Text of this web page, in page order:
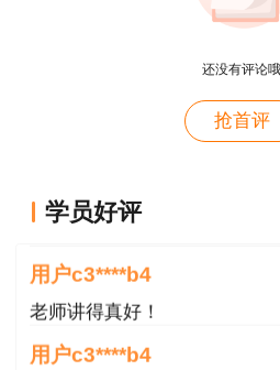
《安全生产管理知识》
《安全生产技术》：
多选题：15道 2分/道。
《安全生产专业实务》
题。
还没有评论哦
抢首评
学员好评
用户m9****68
用户c3****b4
老师讲得真好！
用户c3****b4